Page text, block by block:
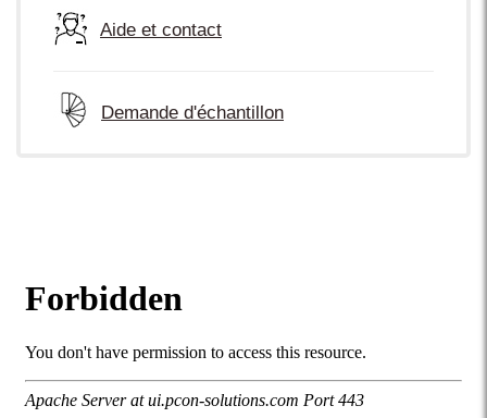
Aide et contact
Demande d'échantillon